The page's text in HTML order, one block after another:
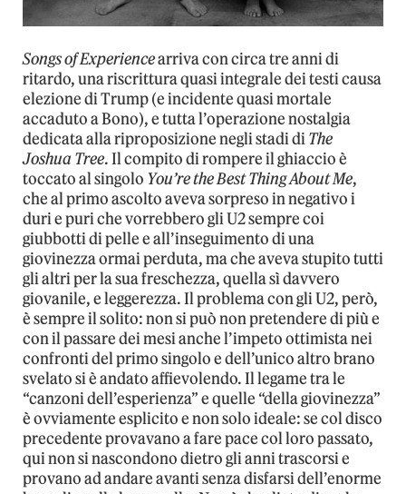
Songs of Experiencearriva con circa tre anni di
ritardo, una riscrittura quasi integrale dei testi causa
elezione di Trump (e incidente quasi mortale
accaduto a Bono), e tutta l’operazione nostalgia
dedicata alla riproposizione negli stadi diThe
Joshua Tree. Il compito di rompere il ghiaccio è
toccato al singolo You’re the Best Thing About Me,
che al primo ascolto aveva sorpreso in negativo i
duri e puri che vorrebbero gli U2 sempre coi
giubbotti di pelle e all’inseguimento di una
giovinezza ormai perduta, ma che aveva stupito tutti
gli altri per la sua freschezza, quella sì davvero
giovanile, e leggerezza. Il problema con gli U2, però,
è sempre il solito: non si può non pretendere di più e
con il passare dei mesi anche l’impeto ottimista nei
confronti del primo singolo e dell’unico altro brano
svelato si è andato affievolendo. Il legame tra le
“canzoni dell’esperienza” e quelle “della giovinezza”
è ovviamente esplicito e non solo ideale: se col disco
precedente provavano a fare pace col loro passato,
qui non si nascondono dietro gli anni trascorsi e
provano ad andare avanti senza disfarsi dell’enorme